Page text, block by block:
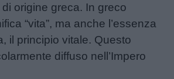
origine greca. In greco
“vita”, ma anche l’essenza
il principio vitale. Questo
diffuso nell’Impero